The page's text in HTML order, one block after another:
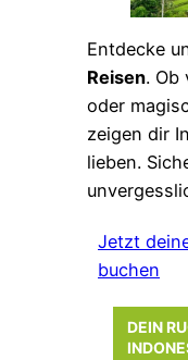
Entdecke
Reisen. Ob
oder
zeigen dir
lieben.
Jetzt
buchen
DEIN